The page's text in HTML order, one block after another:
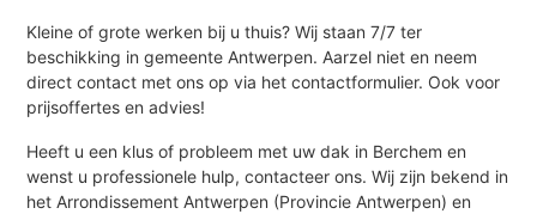
Kleine of grote werken bij u thuis? Wij staan 7/7 ter
beschikking in gemeente Antwerpen. Aarzel niet en neem
direct contact met ons op via het contactformulier. Ook voor
prijsoffertes en advies!
Heeft u een klus of probleem met uw dak in Berchem en
wenst u professionele hulp, contacteer ons. Wij zijn bekend in
het Arrondissement Antwerpen (Provincie Antwerpen) en